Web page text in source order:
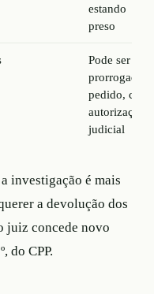
estando
preso
Pode ser
prorrogado a
pedido, com
autorização
judicial
investigação é mais
a devolução dos
juiz concede novo
do CPP.